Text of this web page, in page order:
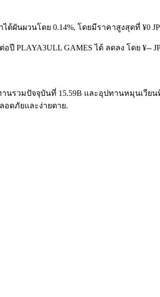
ด้ผันผวนโดย 0.14%, โดยมีราคาสูงสุดที่ ¥0
อปี PLAYA3ULL GAMES ได้ ลดลง โดย ¥--
รวมปัจจุบันที่ 15.59B และอุปทานหมุนเวียน
อดภัยและง่ายดาย.